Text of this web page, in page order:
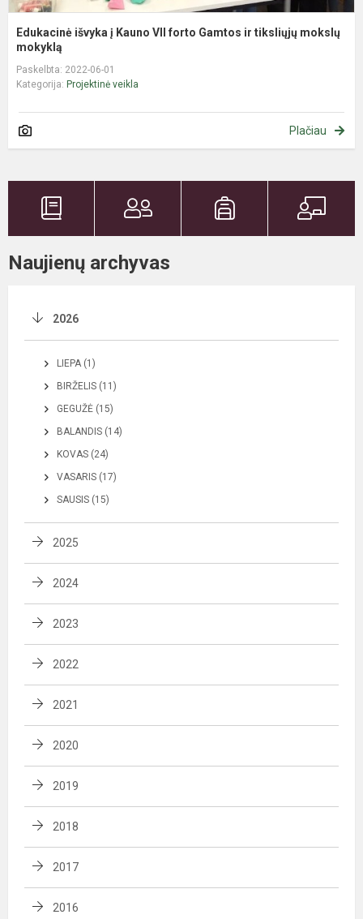
Edukacinė išvyka į Kauno VII forto Gamtos ir tiksliųjų mokslų
mokyklą
Paskelbta: 2022-06-01
Kategorija: Projektinė veikla
Plačiau
Naujienų archyvas
2026
LIEPA (1)
BIRŽELIS (11)
GEGUŽĖ (15)
BALANDIS (14)
KOVAS (24)
VASARIS (17)
SAUSIS (15)
2025
2024
2023
2022
2021
2020
2019
2018
2017
2016